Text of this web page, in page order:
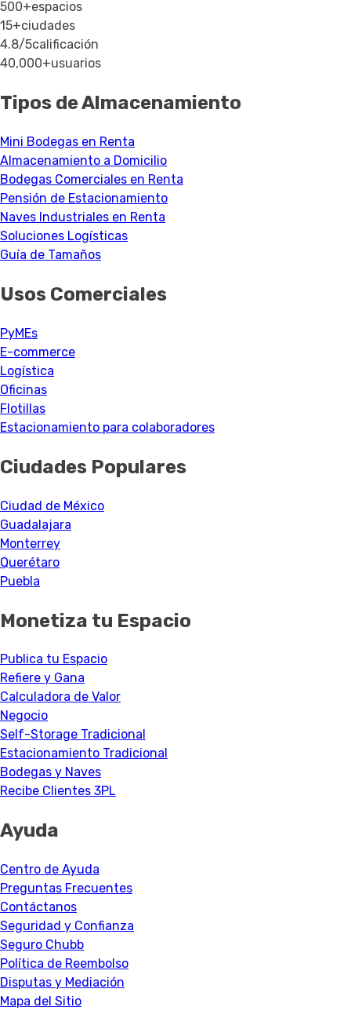
500+espacios
15+ciudades
4.8/5calificación
40,000+usuarios
Tipos de Almacenamiento
Mini Bodegas en Renta
Almacenamiento a Domicilio
Bodegas Comerciales en Renta
Pensión de Estacionamiento
Naves Industriales en Renta
Soluciones Logísticas
Guía de Tamaños
Usos Comerciales
PyMEs
E-commerce
Logística
Oficinas
Flotillas
Estacionamiento para colaboradores
Ciudades Populares
Ciudad de México
Guadalajara
Monterrey
Querétaro
Puebla
Monetiza tu Espacio
Publica tu Espacio
Refiere y Gana
Calculadora de Valor
Negocio
Self-Storage Tradicional
Estacionamiento Tradicional
Bodegas y Naves
Recibe Clientes 3PL
Ayuda
Centro de Ayuda
Preguntas Frecuentes
Contáctanos
Seguridad y Confianza
Seguro Chubb
Política de Reembolso
Disputas y Mediación
Mapa del Sitio